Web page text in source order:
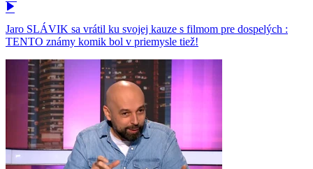
Jaro SLÁVIK sa vrátil ku svojej kauze s filmom pre dospelých :
TENTO známy komik bol v priemysle tiež!